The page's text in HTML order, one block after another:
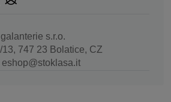
s.r.o.
13, 747 23 Bolatice, CZ